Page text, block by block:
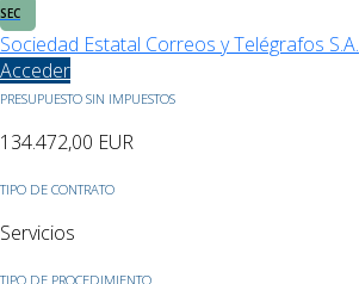
SEC
Sociedad Estatal Correos y Telégrafos S.A.
Acceder
PRESUPUESTO SIN IMPUESTOS
134.472,00 EUR
TIPO DE CONTRATO
Servicios
TIPO DE PROCEDIMIENTO